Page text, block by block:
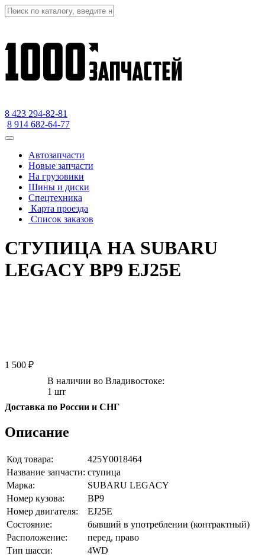
8 423 294-82-81
8 914 682-64-77
Автозапчасти
Новые запчасти
На грузовики
Шины и диски
Спецтехника
Карта проезда
Список заказов
СТУПИЦА НА SUBARU
LEGACY BP9 EJ25E
1 500 ₽
В наличии во Владивостоке:
1 шт
Доставка по России и СНГ
Описание
Код товара:
425Y0018464
Название запчасти: ступица
Марка:
SUBARU LEGACY
Номер кузова:
BP9
Номер двигателя:
EJ25E
Состояние:
бывший в употреблении (контрактный)
Расположение:
перед, право
Тип шасси:
4WD